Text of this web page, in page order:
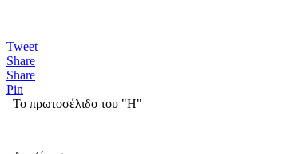
Tweet
Share
Share
Pin
Το πρωτοσέλιδο του "Η"